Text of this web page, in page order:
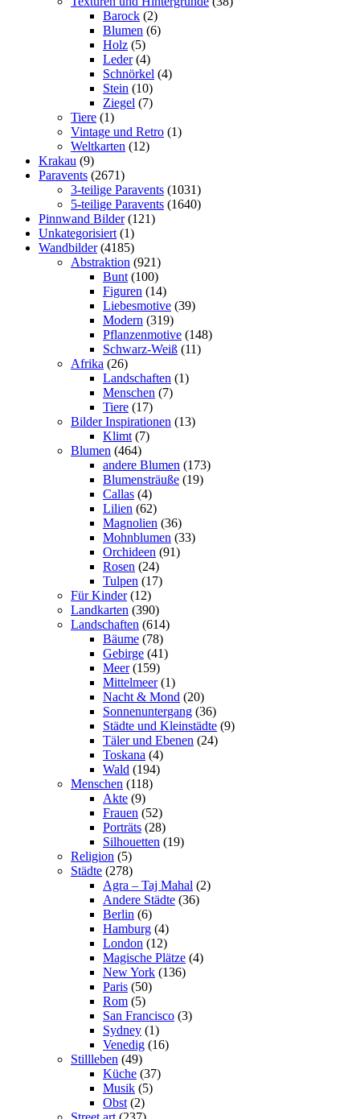
Barock (2)
Blumen (6)
Holz (5)
Leder (4)
Schnörkel (4)
Stein (10)
Ziegel (7)
Tiere (1)
Vintage und Retro (1)
Weltkarten (12)
Krakau (9)
Paravents (2671)
3-teilige Paravents (1031)
5-teilige Paravents (1640)
Pinnwand Bilder (121)
Unkategorisiert (1)
Wandbilder (4185)
Abstraktion (921)
Bunt (100)
Figuren (14)
Liebesmotive (39)
Modern (319)
Pflanzenmotive (148)
Schwarz-Weiß (11)
Afrika (26)
Landschaften (1)
Menschen (7)
Tiere (17)
Bilder Inspirationen (13)
Klimt (7)
Blumen (464)
andere Blumen (173)
Blumensträuße (19)
Callas (4)
Lilien (62)
Magnolien (36)
Mohnblumen (33)
Orchideen (91)
Rosen (24)
Tulpen (17)
Für Kinder (12)
Landkarten (390)
Landschaften (614)
Bäume (78)
Gebirge (41)
Meer (159)
Mittelmeer (1)
Nacht & Mond (20)
Sonnenuntergang (36)
Städte und Kleinstädte (9)
Täler und Ebenen (24)
Toskana (4)
Wald (194)
Menschen (118)
Akte (9)
Frauen (52)
Porträts (28)
Silhouetten (19)
Religion (5)
Städte (278)
Agra – Taj Mahal (2)
Andere Städte (36)
Berlin (6)
Hamburg (4)
London (12)
Magische Plätze (4)
New York (136)
Paris (50)
Rom (5)
San Francisco (3)
Sydney (1)
Venedig (16)
Stillleben (49)
Küche (37)
Musik (5)
Obst (2)